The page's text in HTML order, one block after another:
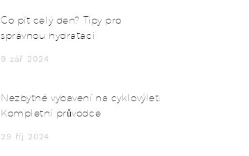
Co pít celý den? Tipy pro
správnou hydrataci
9 zář 2024
Nezbytné vybavení na cyklovýlet:
Kompletní průvodce
29 říj 2024